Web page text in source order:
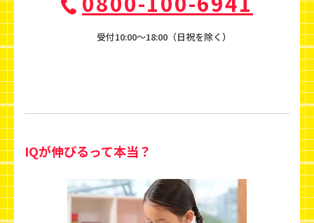
受付10:00〜18:00（日祝を除く）
IQが伸びるって本当？